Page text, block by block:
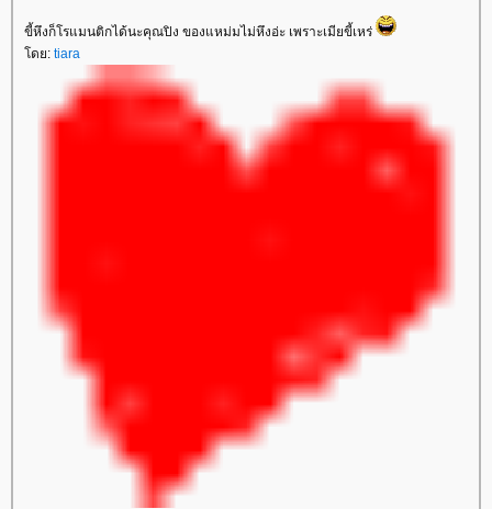
ขี้หึงก็โรแมนติกได้นะคุณปิง ของแหม่มไม่หึงอ่ะ เพราะเมียขี้เหร่
ดย: tiara